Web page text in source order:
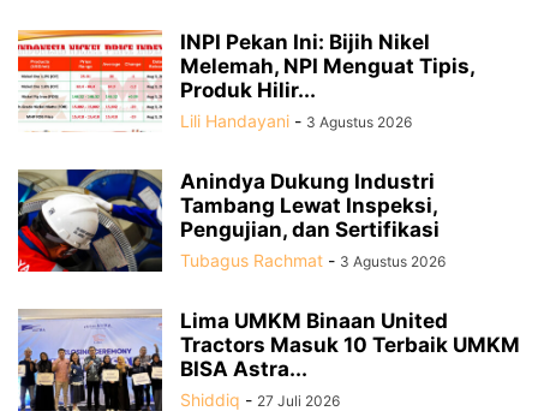
INPI Pekan Ini: Bijih Nikel
Melemah, NPI Menguat Tipis,
Produk Hilir...
Lili Handayani - 3 Agustus 2026
Anindya Dukung Industri
Tambang Lewat Inspeksi,
Pengujian, dan Sertifikasi
Tubagus Rachmat - 3 Agustus 2026
Lima UMKM Binaan United
Tractors Masuk 10 Terbaik UMKM
BISA Astra...
Shiddiq - 27 Juli 2026